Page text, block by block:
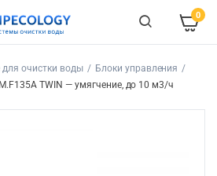
0
очистки воды
Блоки управления
TWIN — умягчение, до 10 м3/ч